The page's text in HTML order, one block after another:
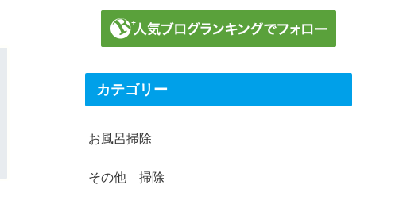
カテゴリー
お風呂掃除
その他 掃除